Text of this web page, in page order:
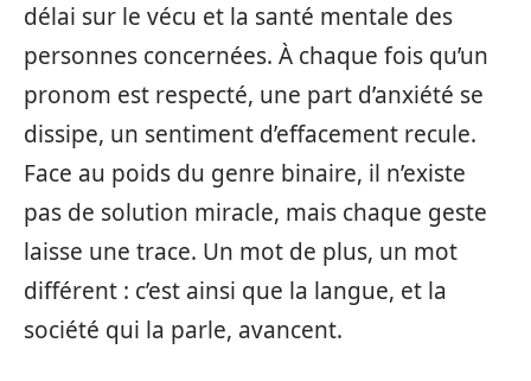
délai sur le vécu et la santé mentale des
personnes concernées. À chaque fois qu’un
pronom est respecté, une part d’anxiété se
dissipe, un sentiment d’effacement recule.
Face au poids du genre binaire, il n’existe
pas de solution miracle, mais chaque geste
laisse une trace. Un mot de plus, un mot
différent : c’est ainsi que la langue, et la
société qui la parle, avancent.